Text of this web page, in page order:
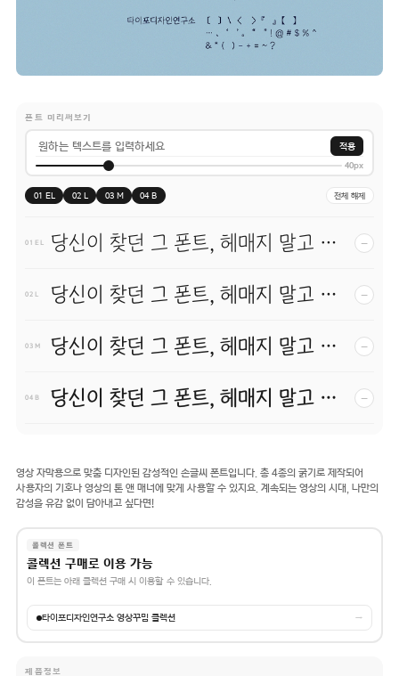
폰트 미리써보기
적용
40px
01 EL 02 L 03 M 04 B 전체 해제
01 EL 당신이 찾던 그 폰트, 헤매지 말고 바로 폰코! −
02 L 당신이 찾던 그 폰트, 헤매지 말고 바로 폰코! −
03 M 당신이 찾던 그 폰트, 헤매지 말고 바로 폰코! −
04 B 당신이 찾던 그 폰트, 헤매지 말고 바로 폰코! −
영상 자막용으로 맞춤 디자인된 감성적인 손글씨 폰트입니다. 총 4종의 굵기로 제작되어
사용자의 기호나 영상의 톤 앤 매너에 맞게 사용할 수 있지요. 계속되는 영상의 시대, 나만의
감성을 유감 없이 담아내고 싶다면!
콜렉션 폰트
콜렉션 구매로 이용 가능
이 폰트는 아래 콜렉션 구매 시 이용할 수 있습니다.
타이포디자인연구소 영상꾸밈 콜렉션 →
제품정보